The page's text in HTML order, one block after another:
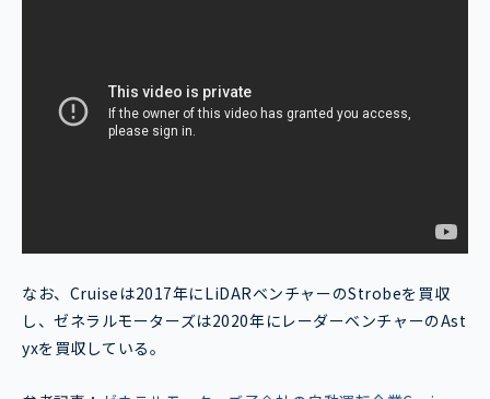
なお、Cruiseは2017年にLiDARベンチャーのStrobeを買収
し、ゼネラルモーターズは2020年にレーダーベンチャーのAst
yxを買収している。